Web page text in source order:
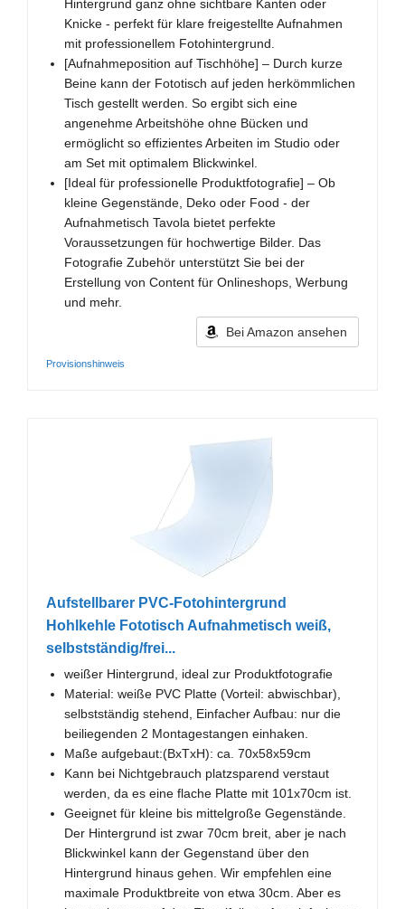
Hintergrund ganz ohne sichtbare Kanten oder
Knicke - perfekt für klare freigestellte Aufnahmen
mit professionellem Fotohintergrund.
[Aufnahmeposition auf Tischhöhe] – Durch kurze
Beine kann der Fototisch auf jeden herkömmlichen
Tisch gestellt werden. So ergibt sich eine
angenehme Arbeitshöhe ohne Bücken und
ermöglicht so effizientes Arbeiten im Studio oder
am Set mit optimalem Blickwinkel.
[Ideal für professionelle Produktfotografie] – Ob
kleine Gegenstände, Deko oder Food - der
Aufnahmetisch Tavola bietet perfekte
Voraussetzungen für hochwertige Bilder. Das
Fotografie Zubehör unterstützt Sie bei der
Erstellung von Content für Onlineshops, Werbung
und mehr.
Bei Amazon ansehen
Provisionshinweis
Aufstellbarer PVC-Fotohintergrund
Hohlkehle Fototisch Aufnahmetisch weiß,
selbstständig/frei...
weißer Hintergrund, ideal zur Produktfotografie
Material: weiße PVC Platte (Vorteil: abwischbar),
selbstständig stehend, Einfacher Aufbau: nur die
beiliegenden 2 Montagestangen einhaken.
Maße aufgebaut:(BxTxH): ca. 70x58x59cm
Kann bei Nichtgebrauch platzsparend verstaut
werden, da es eine flache Platte mit 101x70cm ist.
Geeignet für kleine bis mittelgroße Gegenstände.
Der Hintergrund ist zwar 70cm breit, aber je nach
Blickwinkel kann der Gegenstand über den
Hintergrund hinaus gehen. Wir empfehlen eine
maximale Produktbreite von etwa 30cm. Aber es